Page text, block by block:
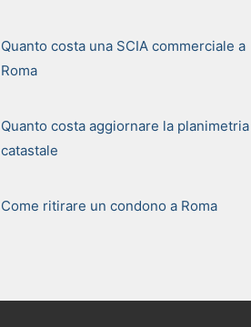
Quanto costa una SCIA commerciale a
Roma
Quanto costa aggiornare la planimetria
catastale
Come ritirare un condono a Roma